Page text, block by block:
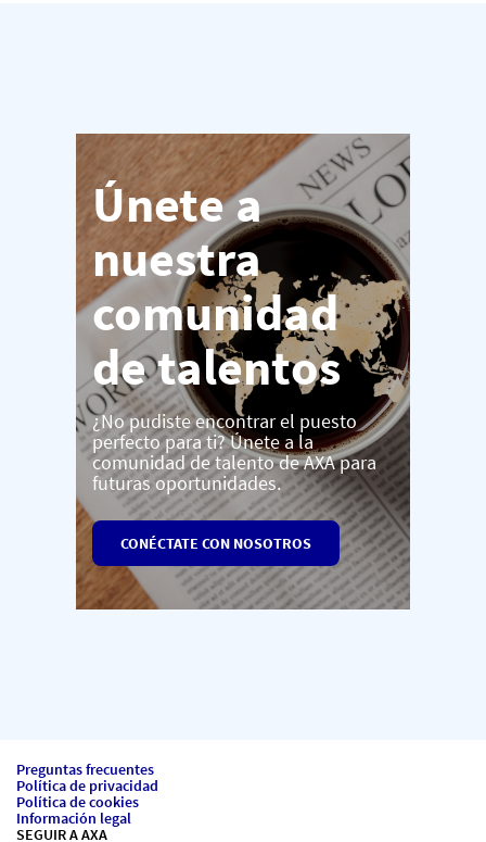
Únete a
nuestra
comunidad
de talentos
¿No pudiste encontrar el puesto
perfecto para ti? Únete a la
comunidad de talento de AXA para
futuras oportunidades.
CONÉCTATE CON NOSOTROS
Preguntas frecuentes
Política de privacidad
Política de cookies
Información legal
SEGUIR A AXA